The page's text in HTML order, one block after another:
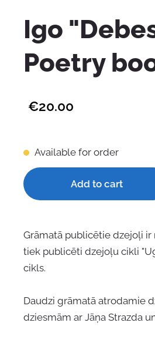
Igo
Poetry
€20.00
Available for order
Add to cart
Grāmatā publicētie dzejoļi ir
tiek publicēti dzejoļu cikli
cikls.
Daudzi grāmatā atrodamie
dziesmām ar Jāņa Strazda